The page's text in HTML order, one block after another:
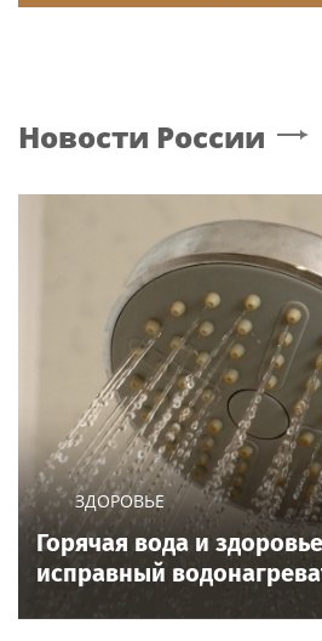
Новости России
ЗДОРОВЬЕ
Горячая вода и
исправный